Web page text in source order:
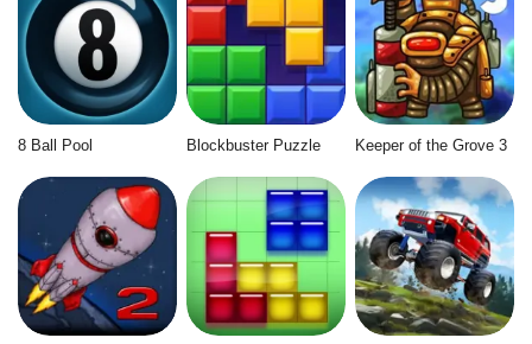
8 Ball Pool Blockbuster Puzzle Keeper of the Grove 3